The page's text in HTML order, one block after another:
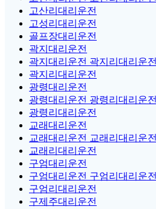
고산리대리운전
고성리대리운전
골프장대리운전
곽지대리운전
곽지대리운전 곽지리대리운전
곽지리대리운전
광령대리운전
광령대리운전 광령리대리운전
광령리대리운전
교래대리운전
교래대리운전 교래리대리운전
교래리대리운전
구엄대리운전
구엄대리운전 구엄리대리운전
구엄리대리운전
구제주대리운전